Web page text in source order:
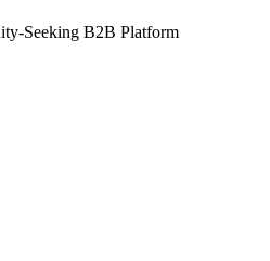
Seeking B2B Platform